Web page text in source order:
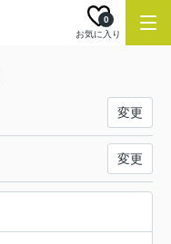
お気に入り
0
変更
変更